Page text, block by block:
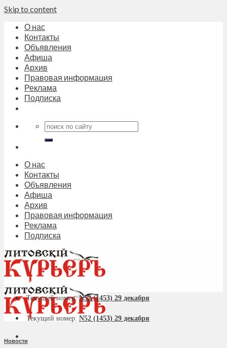
Skip to content
О нас
Контакты
Объявления
Афиша
Архив
Правовая информация
Реклама
Подписка
О нас
Контакты
Объявления
Афиша
Архив
Правовая информация
Реклама
Подписка
Текущий номер:N52 (1453) 29 декабря
Текущий номер: N52 (1453) 29 декабря
Новости